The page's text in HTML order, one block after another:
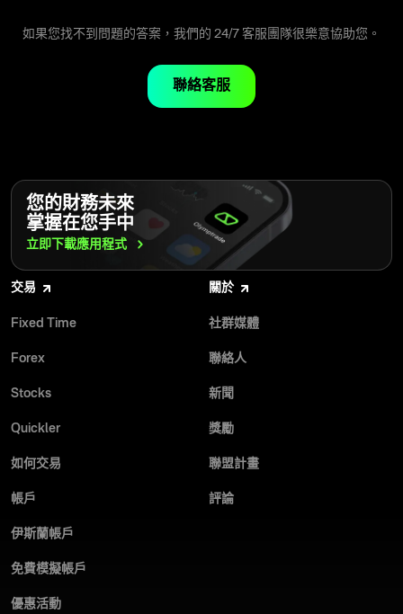
Pro 狀態 — $2,000 起
如果您的帳戶使用其他貨幣，所需金額將依目前匯率計算。
如果您找不到問題的答案，我們的 24/7 客服團隊很樂意協助您。
聯絡客服
您的財務未來
掌握在您手中
立即下載應用程式
交易
Fixed Time
Forex
Stocks
Quickler
如何交易
帳戶
伊斯蘭帳戶
免費模擬帳戶
優惠活動
關於
社群媒體
聯絡人
新聞
獎勵
聯盟計畫
評論